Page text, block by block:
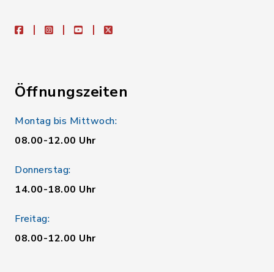
facebookinstagramyoutubeX
Öffnungszeiten
Montag bis Mittwoch:
08.00-12.00 Uhr
Donnerstag:
14.00-18.00 Uhr
Freitag:
08.00-12.00 Uhr